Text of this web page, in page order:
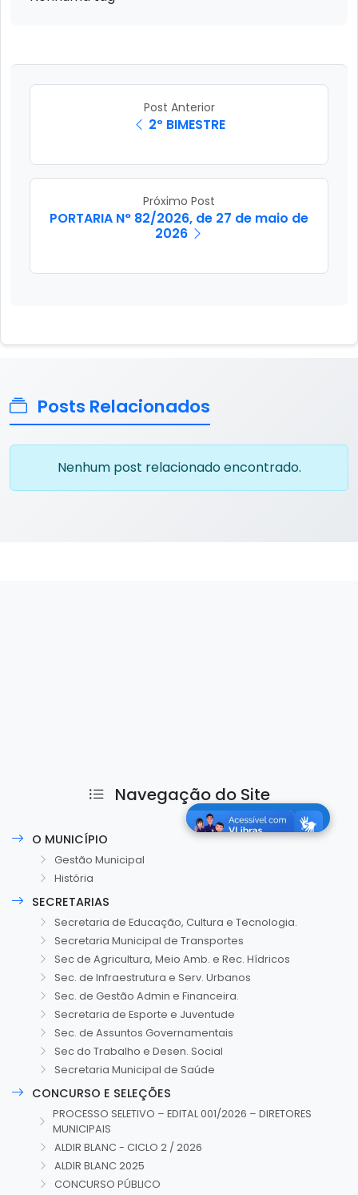
Post Anterior
2º BIMESTRE
Próximo Post
PORTARIA N° 82/2026, de 27 de maio de
2026
Posts Relacionados
Nenhum post relacionado encontrado.
Navegação do Site
O MUNICÍPIO
Gestão Municipal
História
SECRETARIAS
Secretaria de Educação, Cultura e Tecnologia.
Secretaria Municipal de Transportes
Sec de Agricultura, Meio Amb. e Rec. Hídricos
Sec. de Infraestrutura e Serv. Urbanos
Sec. de Gestão Admin e Financeira.
Secretaria de Esporte e Juventude
Sec. de Assuntos Governamentais
Sec do Trabalho e Desen. Social
Secretaria Municipal de Saúde
CONCURSO E SELEÇÕES
PROCESSO SELETIVO – EDITAL 001/2026 – DIRETORES
MUNICIPAIS
ALDIR BLANC - CICLO 2 / 2026
ALDIR BLANC 2025
CONCURSO PÚBLICO